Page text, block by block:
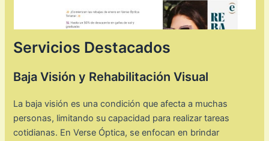
Servicios Destacados
Baja Visión y Rehabilitación Visual
La baja visión es una condición que afecta a muchas
personas, limitando su capacidad para realizar tareas
cotidianas. En Verse Óptica, se enfocan en brindar